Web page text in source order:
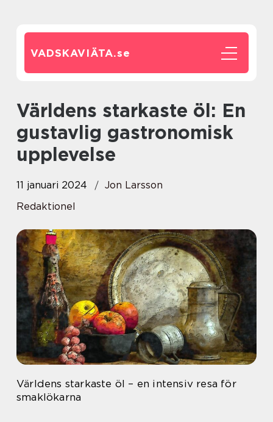
VADSKAVIÄTA.se
Världens starkaste öl: En
gustavlig gastronomisk
upplevelse
11 januari 2024
Jon Larsson
Redaktionel
Världens starkaste öl – en intensiv resa för
smaklökarna